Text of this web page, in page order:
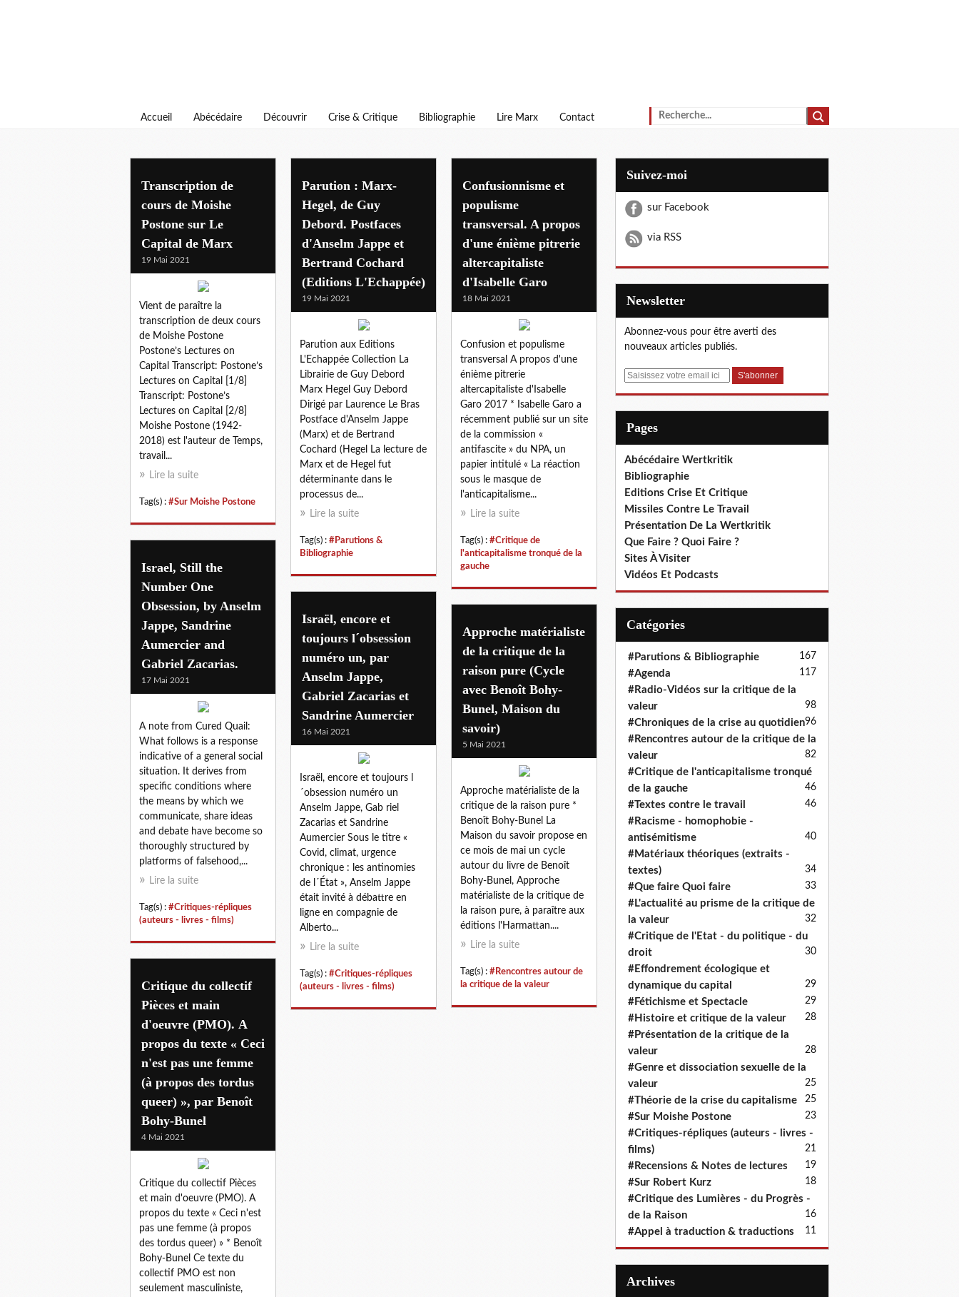
Accueil Abécédaire Découvrir Crise & Critique Bibliographie Lire Marx Contact
Transcription de
cours de Moishe
Postone sur Le
Capital de Marx
19 Mai 2021
Vient de paraître la
transcription de deux cours
de Moishe Postone
Postone’s Lectures on
Capital Transcript: Postone’s
Lectures on Capital [1/8]
Transcript: Postone’s
Lectures on Capital [2/8]
Moishe Postone (1942-
2018) est l'auteur de Temps,
travail...
Lire la suite
Tag(s) : #Sur Moishe Postone
Parution : Marx-
Hegel, de Guy
Debord. Postfaces
d'Anselm Jappe et
Bertrand Cochard
(Editions L'Echappée)
19 Mai 2021
Parution aux Editions
L'Echappée Collection La
Librairie de Guy Debord
Marx Hegel Guy Debord
Dirigé par Laurence Le Bras
Postface d'Anselm Jappe
(Marx) et de Bertrand
Cochard (Hegel La lecture de
Marx et de Hegel fut
déterminante dans le
processus de...
Lire la suite
Tag(s) : #Parutions &
Bibliographie
Confusionnisme et
populisme
transversal. A propos
d'une énième pitrerie
altercapitaliste
d'Isabelle Garo
18 Mai 2021
Confusion et populisme
transversal A propos d'une
énième pitrerie
altercapitaliste d'Isabelle
Garo 2017 * Isabelle Garo a
récemment publié sur un site
de la commission «
antifascite » du NPA, un
papier intitulé « La réaction
sous le masque de
l'anticapitalisme...
Lire la suite
Tag(s) : #Critique de
l'anticapitalisme tronqué de la
gauche
Israel, Still the
Number One
Obsession, by Anselm
Jappe, Sandrine
Aumercier and
Gabriel Zacarias.
17 Mai 2021
A note from Cured Quail:
What follows is a response
indicative of a general social
situation. It derives from
specific conditions where
the means by which we
communicate, share ideas
and debate have become so
thoroughly structured by
platforms of falsehood,...
Lire la suite
Tag(s) : #Critiques-répliques
(auteurs - livres - films)
Israël, encore et
toujours l´obsession
numéro un, par
Anselm Jappe,
Gabriel Zacarias et
Sandrine Aumercier
16 Mai 2021
Israël, encore et toujours l
´obsession numéro un
Anselm Jappe, Gab riel
Zacarias et Sandrine
Aumercier Sous le titre «
Covid, climat, urgence
chronique : les antinomies
de l´État », Anselm Jappe
était invité à débattre en
ligne en compagnie de
Alberto...
Lire la suite
Tag(s) : #Critiques-répliques
(auteurs - livres - films)
Approche matérialiste
de la critique de la
raison pure (Cycle
avec Benoît Bohy-
Bunel, Maison du
savoir)
5 Mai 2021
Approche matérialiste de la
critique de la raison pure *
Benoît Bohy-Bunel La
Maison du savoir propose en
ce mois de mai un cycle
autour du livre de Benoît
Bohy-Bunel, Approche
matérialiste de la critique de
la raison pure, à paraître aux
éditions l'Harmattan....
Lire la suite
Tag(s) : #Rencontres autour de
la critique de la valeur
Critique du collectif
Pièces et main
d'oeuvre (PMO). A
propos du texte « Ceci
n'est pas une femme
(à propos des tordus
queer) », par Benoît
Bohy-Bunel
4 Mai 2021
Critique du collectif Pièces
et main d'oeuvre (PMO). A
propos du texte « Ceci n'est
pas une femme (à propos
des tordus queer) » * Benoît
Bohy-Bunel Ce texte du
collectif PMO est non
seulement masculiniste,
Suivez-moi
sur Facebook
via RSS
Newsletter
Abonnez-vous pour être averti des
nouveaux articles publiés.
E
Pages
Abécédaire Wertkritik
Bibliographie
Editions Crise Et Critique
Missiles Contre Le Travail
Présentation De La Wertkritik
Que Faire ? Quoi Faire ?
Sites À Visiter
Vidéos Et Podcasts
Catégories
#Parutions & Bibliographie 167
#Agenda 117
#Radio-Vidéos sur la critique de la
valeur
98
#Chroniques de la crise au quotidien96
#Rencontres autour de la critique de la
valeur
82
#Critique de l'anticapitalisme tronqué
de la gauche
46
#Textes contre le travail 46
#Racisme - homophobie -
antisémitisme
40
#Matériaux théoriques (extraits -
textes)
34
#Que faire Quoi faire 33
#L'actualité au prisme de la critique de
la valeur
32
#Critique de l'Etat - du politique - du
droit
30
#Effondrement écologique et
dynamique du capital
29
#Fétichisme et Spectacle 29
#Histoire et critique de la valeur 28
#Présentation de la critique de la
valeur
28
#Genre et dissociation sexuelle de la
valeur
25
#Théorie de la crise du capitalisme 25
#Sur Moishe Postone 23
#Critiques-répliques (auteurs - livres -
films)
21
#Recensions & Notes de lectures 19
#Sur Robert Kurz 18
#Critique des Lumières - du Progrès -
de la Raison
16
#Appel à traduction & traductions 11
Archives